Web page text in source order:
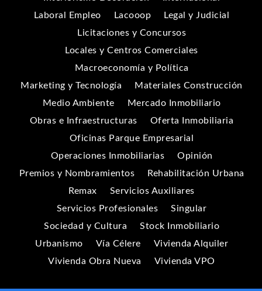
Laboral Empleo
Lacooop
Legal y Judicial
Licitaciones y Concursos
Locales y Centros Comerciales
Macroeconomía y Política
Marketing y Tecnología
Materiales Construcción
Medio Ambiente
Mercado Inmobiliario
Obras e Infraestructuras
Oferta Inmobiliaria
Oficinas Parque Empresarial
Operaciones Inmobiliarias
Opinión
Premios y Nombramientos
Rehabilitación Urbana
Remax
Servicios Auxiliares
Servicios Profesionales
Singular
Sociedad y Cultura
Stock Inmobiliario
Urbanismo
Vía Célere
Vivienda Alquiler
Vivienda Obra Nueva
Vivienda VPO